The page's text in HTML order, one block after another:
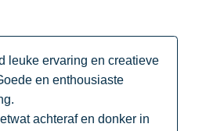
leuke ervaring en creatieve
en enthousiaste
achteraf en donker in